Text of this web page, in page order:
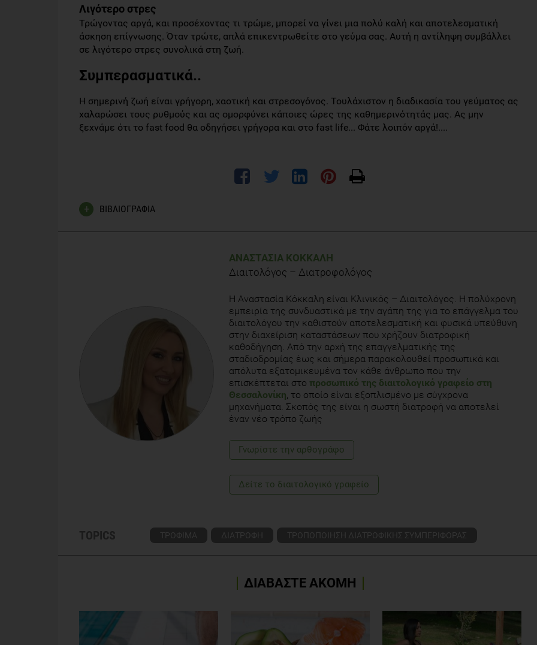
Λιγότερο στρες
Τρώγοντας αργά, και προσέχοντας τι τρώμε, μπορεί να γίνει μια πολύ καλή και αποτελεσματική
άσκηση επίγνωσης. Όταν τρώτε, απλά επικεντρωθείτε στο γεύμα σας. Αυτή η αντίληψη συμβάλλει
σε λιγότερο στρες συνολικά στη ζωή.
Συμπερασματικά..
Η σημερινή ζωή είναι γρήγορη, χαοτική και στρεσογόνος. Τουλάχιστον η διαδικασία του γεύματος ας
χαλαρώσει τους ρυθμούς και ας ομορφύνει κάποιες ώρες της καθημερινότητάς μας. Ας μην
ξεχνάμε ότι το fast food θα οδηγήσει γρήγορα και στο fast life... Φάτε λοιπόν αργά!....
ΒΙΒΛΙΟΓΡΑΦΙΑ
Valitova ER1, Bayrakçı B, Bor S., The effect of the speed of eating on acid reflux and symptoms of patients with
Andrade AM1, Kresge DL, Teixeira PJ, Baptista F, Melanson KJ. Does eating slowly influence appetite and energy intake
when water intake is controlled? Ιnt J Behav Nutr Phys Act. 2012 Nov 21;9:135. doi: 10.1186/1479-5868-9-135
ΑΝΑΣΤΑΣΊΑ ΚΌΚΚΑΛΗ
Διαιτολόγος – Διατροφολόγος
Η Αναστασία Κόκκαλη είναι Κλινικός – Διαιτολόγος. Η πολύχρονη
εμπειρία της συνδυαστικά με την αγάπη της για το επάγγελμα του
διαιτολόγου την καθιστούν αποτελεσματική και φυσικά υπεύθυνη
στην διαχείριση καταστάσεων που χρήζουν διατροφική
καθοδήγηση. Από την αρχή της επαγγελματικής της
σταδιοδρομίας έως και σήμερα παρακολουθεί προσωπικά και
απόλυτα εξατομικευμένα τον κάθε άνθρωπο που την
επισκέπτεται στο προσωπικό της διαιτολογικό γραφείο στη
Θεσσαλονίκη, το οποίο είναι εξοπλισμένο με σύγχρονα
μηχανήματα. Σκοπός της είναι η σωστή διατροφή να αποτελεί
έναν νέο τρόπο ζωής
Γνωρίστε την αρθογράφο
Δείτε το διαιτολογικό γραφείο
TOPICS ΤΡΟΦΙΜΑ ΔΙΑΤΡΟΦΗ ΤΡΟΠΟΠΟΙΗΣΗ ΔΙΑΤΡΟΦΙΚΗΣ ΣΥΜΠΕΡΙΦΟΡΑΣ
ΔΙΑΒΑΣΤΕ ΑΚΟΜΗ